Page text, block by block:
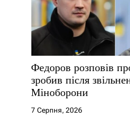
Федоров розповів
зробив після
Міноборони
7 Серпня, 2026